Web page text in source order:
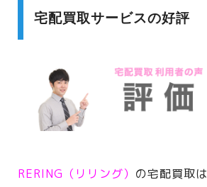
宅配買取サービスの好評
RERING（リリング） の宅配買取は